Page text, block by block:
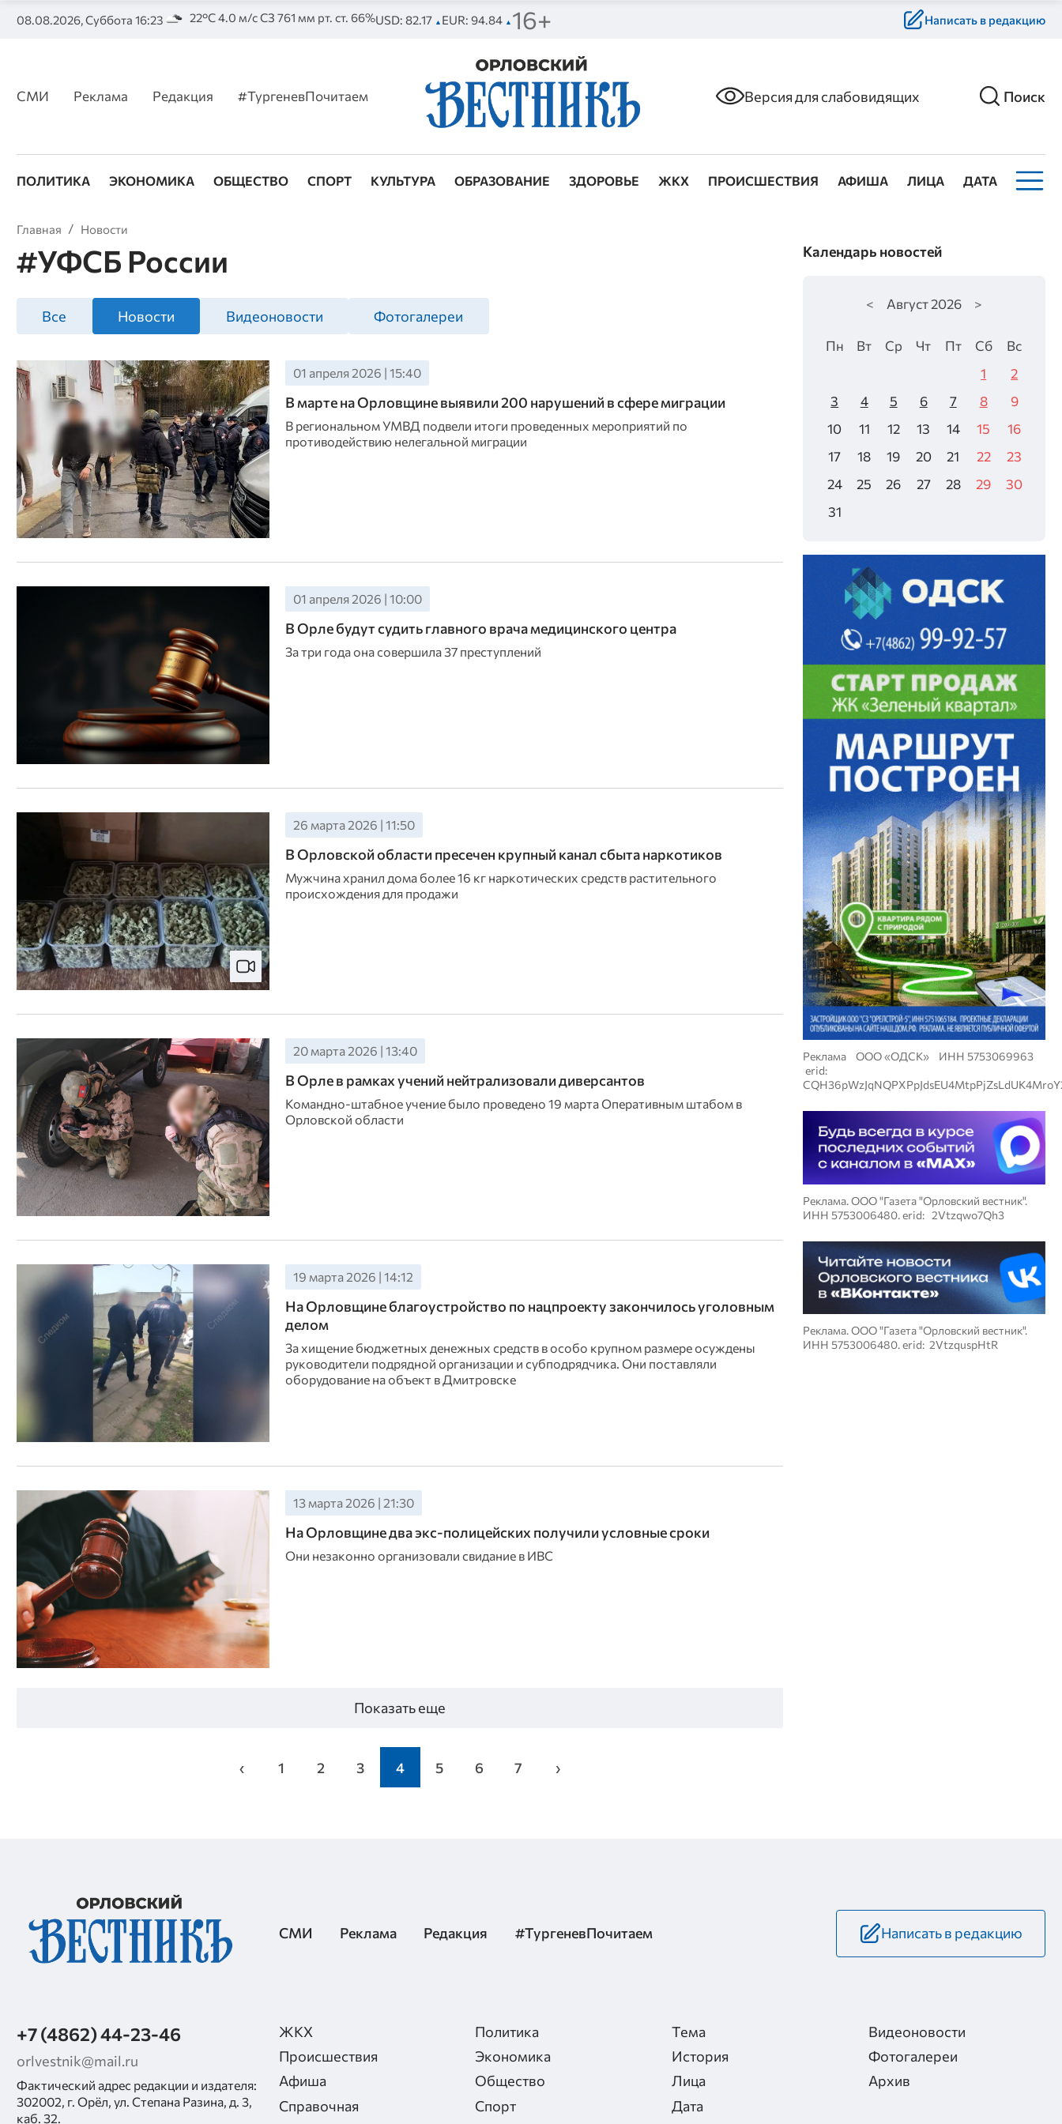
08.08.2026, Суббота 16:23 22°C 4.0 м/с СЗ 761 мм рт. ст. 66%USD: 82.17 ▲ EUR: 94.84 ▲ 16+ Написать в редакцию
СМИ Реклама Редакция #ТургеневПочитаем Версия для слабовидящих Поиск
ПОЛИТИКА ЭКОНОМИКА ОБЩЕСТВО СПОРТ КУЛЬТУРА ОБРАЗОВАНИЕ ЗДОРОВЬЕ ЖКХ ПРОИСШЕСТВИЯ АФИША ЛИЦА ДАТА
Главная Новости
#УФСБ России
Все Новости Видеоновости Фотогалереи
01 апреля 2026 | 15:40
В марте на Орловщине выявили 200 нарушений в сфере миграции
В региональном УМВД подвели итоги проведенных мероприятий по
противодействию нелегальной миграции
01 апреля 2026 | 10:00
В Орле будут судить главного врача медицинского центра
За три года она совершила 37 преступлений
26 марта 2026 | 11:50
В Орловской области пресечен крупный канал сбыта наркотиков
Мужчина хранил дома более 16 кг наркотических средств растительного
происхождения для продажи
20 марта 2026 | 13:40
В Орле в рамках учений нейтрализовали диверсантов
Командно-штабное учение было проведено 19 марта Оперативным штабом в
Орловской области
19 марта 2026 | 14:12
На Орловщине благоустройство по нацпроекту закончилось уголовным
делом
За хищение бюджетных денежных средств в особо крупном размере осуждены
руководители подрядной организации и субподрядчика. Они поставляли
оборудование на объект в Дмитровске
13 марта 2026 | 21:30
На Орловщине два экс-полицейских получили условные сроки
Они незаконно организовали свидание в ИВС
Показать еще
‹ 1 2 3 4 5 6 7 ›
Календарь новостей
< Август2026 >
Пн Вт Ср Чт Пт Сб
Вс
1
2
3
4 5 6 7 8
9
10
11 12 13 14 15
16
17
18 19 20 21 22
23
24
25 26 27 28 29
30
31
Реклама ООО «ОДСК» ИНН 5753069963
erid:
Реклама. ООО "Газета "Орловский вестник".
ИНН 5753006480. erid: 2Vtzqwo7Qh3
Реклама. ООО "Газета "Орловский вестник".
ИНН 5753006480. erid: 2VtzquspHtR
СМИ Реклама Редакция #ТургеневПочитаем Написать в редакцию
+7 (4862) 44-23-46
orlvestnik@mail.ru
Фактический адрес редакции и издателя:
302002, г. Орёл, ул. Степана Разина, д. 3,
каб. 32.
ЖКХ
Происшествия
Афиша
Справочная
Политика
Экономика
Общество
Спорт
Тема
История
Лица
Дата
Видеоновости
Фотогалереи
Архив